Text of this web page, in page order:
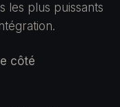
les plus puissants
côté